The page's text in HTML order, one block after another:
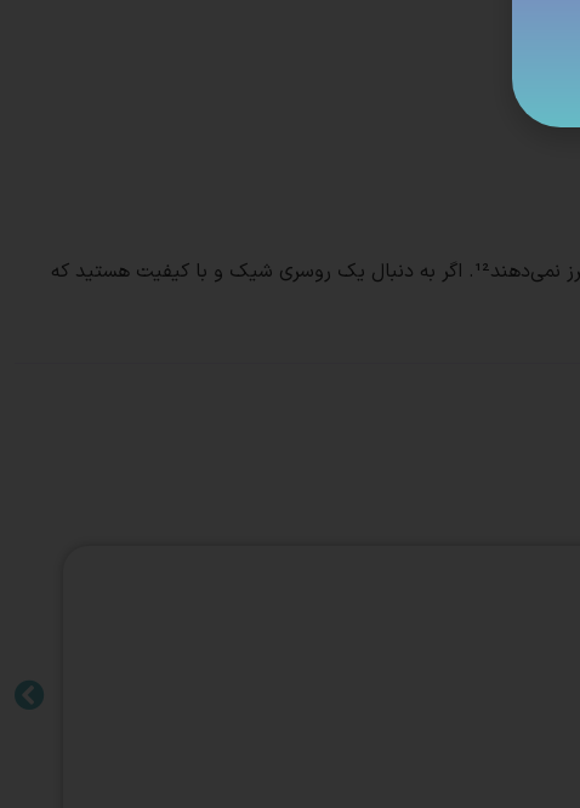
این روسری‌ها به راحتی با انواع لباس‌ها ست می‌شوند و به دلیل کیفیت بالای دوخت و چاپ، در طول زمان تغییر رنگ نمی‌دهند و پرز نمی‌دهند¹². اگر به دنبال یک روسری شیک و با کیفیت هستید که